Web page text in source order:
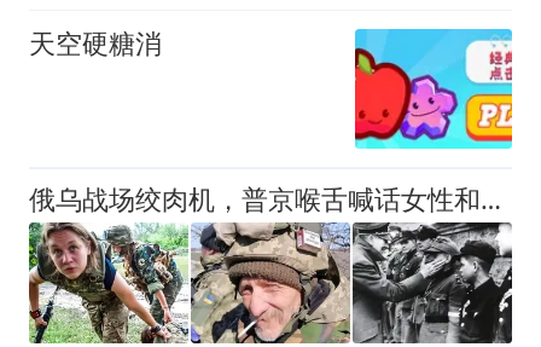
天空硬糖消
俄乌战场绞肉机，普京喉舌喊话女性和老人被提及上战场引争议